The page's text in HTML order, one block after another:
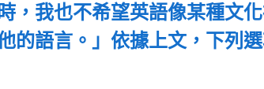
，我也不希望英語像某種文
的語言。」依據上文，下列